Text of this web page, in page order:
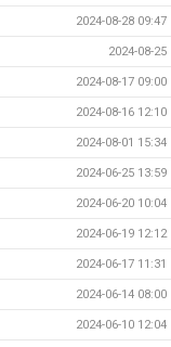
2024-08-28 09:47
2024-08-25
2024-08-17 09:00
2024-08-16 12:10
2024-08-01 15:34
2024-06-25 13:59
2024-06-20 10:04
2024-06-19 12:12
2024-06-17 11:31
2024-06-14 08:00
2024-06-10 12:04